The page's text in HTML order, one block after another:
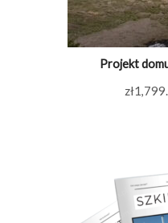
Projekt
zł